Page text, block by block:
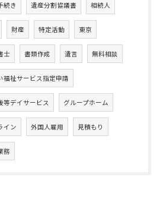
続き 遺産分割協議書 相続人
財産 特定活動 東京
士 書類作成 遺言 無料相談
福祉サービス指定申請
等デイサービス グループホーム
イン 外国人雇用 見積もり
務